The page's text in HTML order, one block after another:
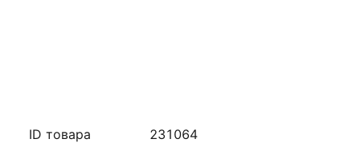
ID товара
231064